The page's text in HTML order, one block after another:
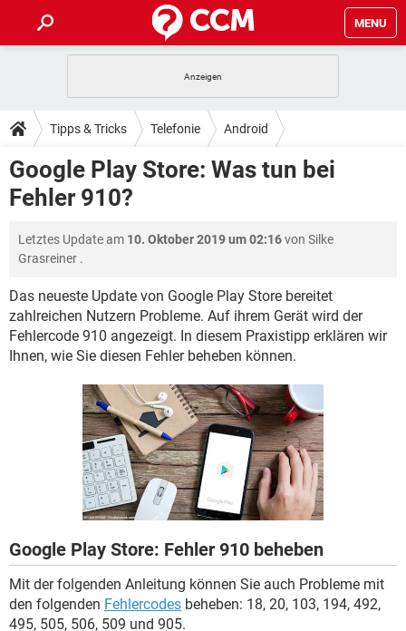
MENU
ANDROID IOS
WINDOWS 10 INSTAGRAM
WHATSAPP
TIPPS & TRICKS
SPIELE STREAMING
ANDROID IOS
WHATSAPP TIKTOK
DOWNLOADS
SPIELE
WINDOWS 10
TIKTOK
FACEBOOK HARDWARE
FORUM
SPIELE STREAMING
WINDOWS 10 INSTAGRAM
WHATSAPP TIKTOK
FACEBOOK
LEXIKON
STREAMING
ANDROID IOS
WINDOWS 10 INSTAGRAM
HARDWARE
Tipps & Tricks Telefonie Android
Google Play Store: Was tun bei
Fehler 910?
Letztes Update am 10. Oktober 2019 um 02:16von Silke
Grasreiner .
Das neueste Update von Google Play Store bereitet
zahlreichen Nutzern Probleme. Auf ihrem Gerät wird der
Fehlercode 910 angezeigt. In diesem Praxistipp erklären wir
Ihnen, wie Sie diesen Fehler beheben können.
Google Play Store: Fehler 910 beheben
Mit der folgenden Anleitung können Sie auch Probleme mit
den folgenden Fehlercodes beheben: 18, 20, 103, 194, 492,
495, 505, 506, 509 und 905.